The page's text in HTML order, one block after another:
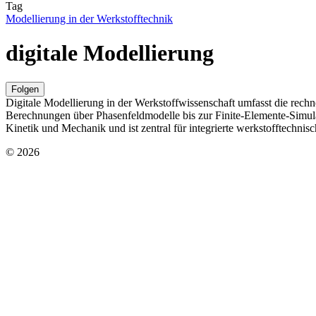
Tag
Modellierung in der Werkstofftechnik
digitale Modellierung
Folgen
Digitale Modellierung in der Werkstoffwissenschaft umfasst die
Berechnungen über Phasenfeldmodelle bis zur Finite-Elemente-
Kinetik und Mechanik und ist zentral für integrierte
© 2026